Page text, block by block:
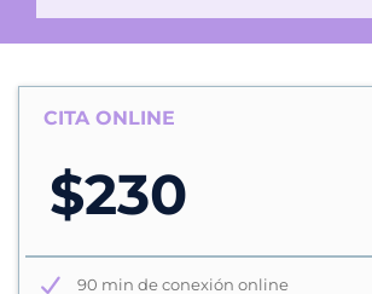
CITA ONLINE
$230
90 min de conexión online